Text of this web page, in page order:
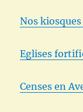
Nos
Eglises
Censes en